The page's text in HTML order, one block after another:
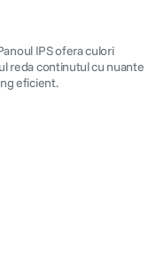
IPS ofera culori
reda continutul cu nuante
eficient.